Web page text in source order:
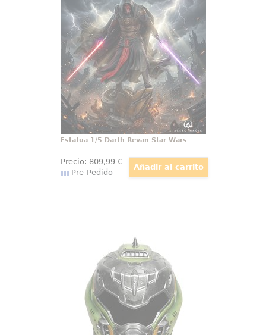
Una silueta negra se alza sobre
los restos de la batalla y convierte
la estatua Darth Revan Sideshow
1/5 en una escena cargada de
tensión. Los sables de luz rojo y
morado enmarcan una
composición que transmite
dominio, misterio
Estatua 1/5 Darth Revan Star Wars
Precio: 809,99€
Pre-Pedido
Réplica Helmet Doom Slayer
La Réplica de Casco Doom Slayer
– Doom The Dark Ages es una
pieza imprescindible para los
seguidores de la legendaria saga
de DOOM. Diseñada con un nivel
de detalle impresionante